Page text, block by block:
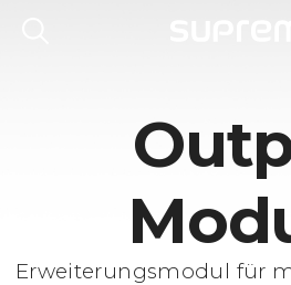
Erweiterungsmodul für